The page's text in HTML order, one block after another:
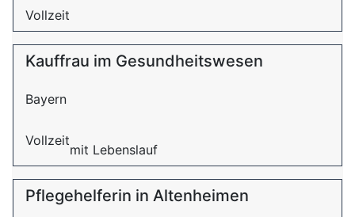
Vollzeit
Kauffrau im Gesundheitswesen
Bayern
Vollzeit
mit Lebenslauf
Pflegehelferin in Altenheimen